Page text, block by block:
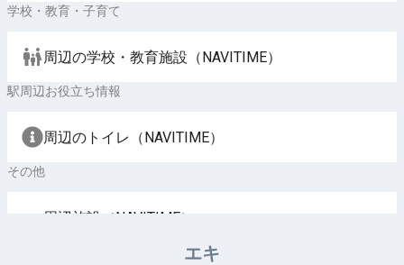
学校・教育・子育て
周辺の学校・教育施設（NAVITIME）
駅周辺お役立ち情報
周辺のトイレ（NAVITIME）
その他
周辺施設（NAVITIME）
エキ